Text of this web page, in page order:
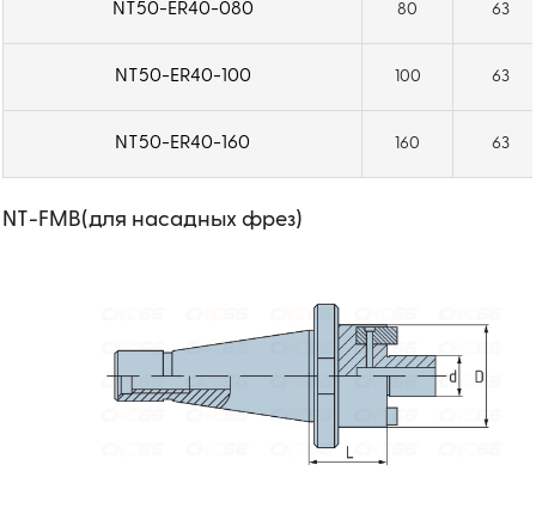
NT50-ER40-080 80 63
NT50-ER40-100 100 63
NT50-ER40-160 160 63
NT-FMB(для насадных фрез)